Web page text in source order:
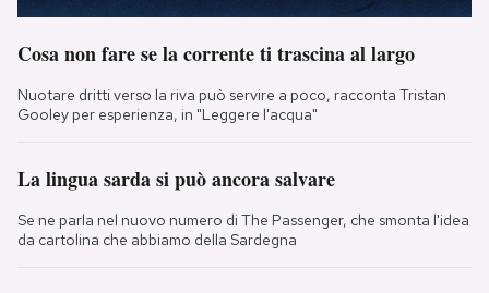
Cosa non fare se la corrente ti trascina al largo
Nuotare dritti verso la riva può servire a poco, racconta Tristan
Gooley per esperienza, in "Leggere l'acqua"
La lingua sarda si può ancora salvare
Se ne parla nel nuovo numero di The Passenger, che smonta l'idea
da cartolina che abbiamo della Sardegna